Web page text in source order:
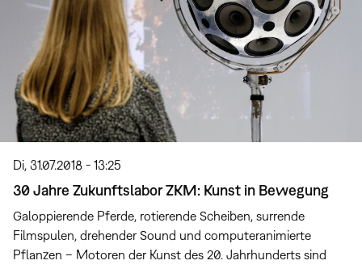
Di, 31.07.2018 - 13:25
30 Jahre Zukunftslabor ZKM: Kunst in Bewegung
Galoppierende Pferde, rotierende Scheiben, surrende
Filmspulen, drehender Sound und computeranimierte
Pflanzen – Motoren der Kunst des 20. Jahrhunderts sind